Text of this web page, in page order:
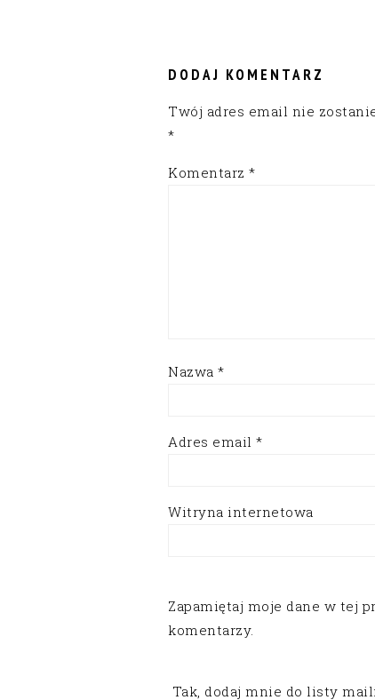
DODAJ KOMENTARZ
Twój adres email nie
*
Komentarz *
Nazwa *
Adres email *
Witryna internetowa
Zapamiętaj moje dane w tej
komentarzy.
Tak, dodaj mnie do listy